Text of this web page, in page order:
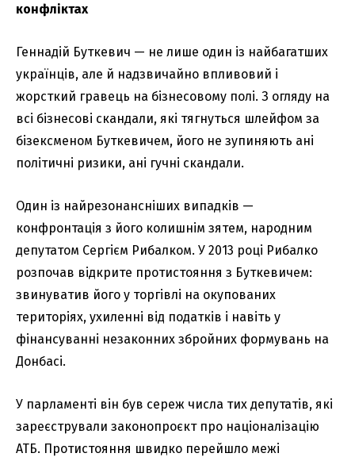
конфліктах
Геннадій Буткевич — не лише один із найбагатших
українців, але й надзвичайно впливовий і
жорсткий гравець на бізнесовому полі. З огляду на
всі бізнесові скандали, які тягнуться шлейфом за
бізексменом Буткевичем, його не зупиняють ані
політичні ризики, ані гучні скандали.
Один із найрезонансніших випадків —
конфронтація з його колишнім зятем, народним
депутатом Сергієм Рибалком. У 2013 році Рибалко
розпочав відкрите протистояння з Буткевичем:
звинуватив його у торгівлі на окупованих
територіях, ухиленні від податків і навіть у
фінансуванні незаконних збройних формувань на
Донбасі.
У парламенті він був сереж числа тих депутатів, які
зареєстрували законопроєкт про націоналізацію
АТБ. Протистояння швидко перейшло межі